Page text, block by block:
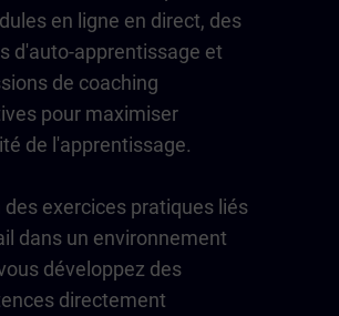
en ligne en direct, des
d'auto-apprentissage et
de coaching
pour maximiser
de l'apprentissage.
des exercices pratiques liés
dans un environnement
développez des
directement